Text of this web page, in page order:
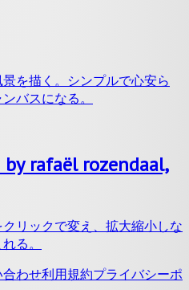
を描く。シンプルで心安ら
バスになる。
rafaël rozendaal,
リックで変え、拡大縮小しな
る。
合わせ利用規約プライバシーポ